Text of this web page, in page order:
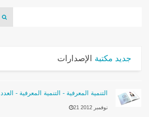
جديد مكتبة الإصدارات
التنمية المعرفية - التنمية المعرفية - العدد 3
21 نوفمبر 2012